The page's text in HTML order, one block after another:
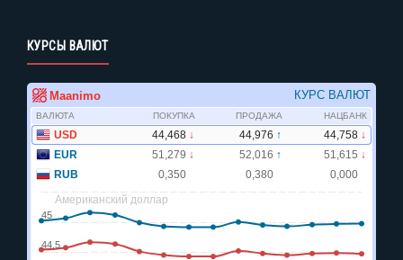
КУРСЫ ВАЛЮТ